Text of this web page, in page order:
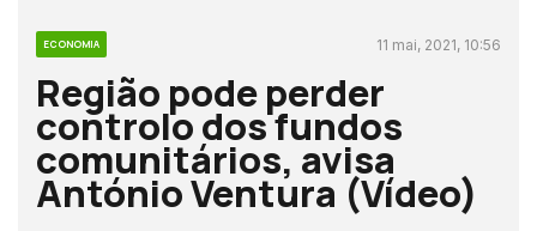
ECONOMIA 11 mai, 2021, 10:56
Região pode perder
controlo dos fundos
comunitários, avisa
António Ventura (Vídeo)